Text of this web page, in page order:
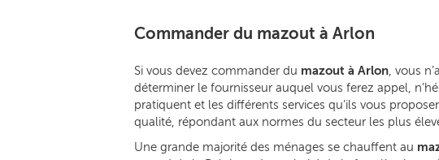
Commander du mazout à Arlon
Si vous devez commander du mazout à Arlon, vous
déterminer le fournisseur auquel vous ferez appel,
pratiquent et les différents services qu’ils vous
qualité, répondant aux normes du secteur les plus
Une grande majorité des ménages se chauffent au